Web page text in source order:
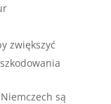
zwiększyć
są